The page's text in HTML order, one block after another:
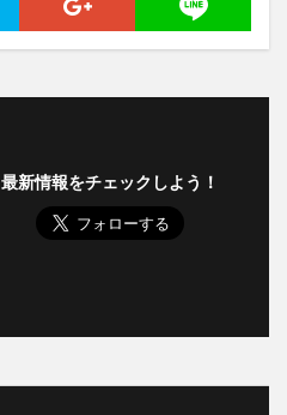
最新情報をチェックしよう！